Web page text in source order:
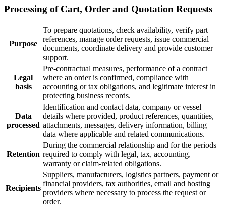
Processing of Cart, Order and Quotation Requests
Purpose
To prepare quotations, check availability, verify part
references, manage order requests, issue commercial
documents, coordinate delivery and provide customer
support.
Legal
basis
Pre-contractual measures, performance of a contract
where an order is confirmed, compliance with
accounting or tax obligations, and legitimate interest in
protecting business records.
Data
processed
Identification and contact data, company or vessel
details where provided, product references, quantities,
attachments, messages, delivery information, billing
data where applicable and related communications.
Retention
During the commercial relationship and for the periods
required to comply with legal, tax, accounting,
warranty or claim-related obligations.
Recipients
Suppliers, manufacturers, logistics partners, payment or
financial providers, tax authorities, email and hosting
providers where necessary to process the request or
order.